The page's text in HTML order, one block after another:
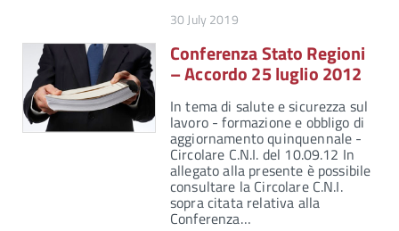
30 July 2019
Conferenza Stato Regioni
– Accordo 25 luglio 2012
In tema di salute e sicurezza sul
lavoro - formazione e obbligo di
aggiornamento quinquennale -
Circolare C.N.I. del 10.09.12 In
allegato alla presente è possibile
consultare la Circolare C.N.I.
sopra citata relativa alla
Conferenza…